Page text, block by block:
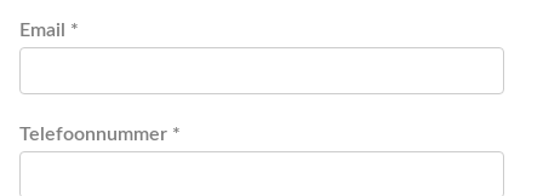
Email *
Telefoonnummer *